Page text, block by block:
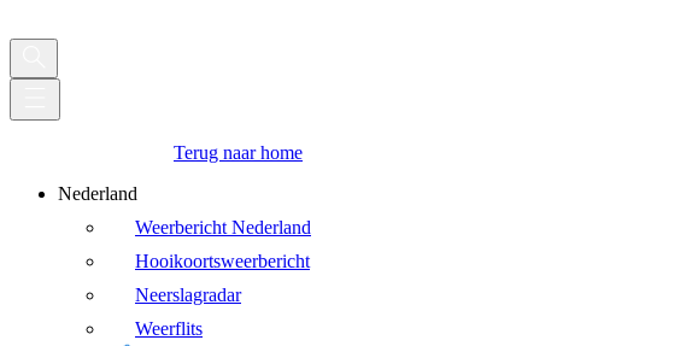
Terug naar home
Nederland
Weerbericht Nederland
Hooikoortsweerbericht
Neerslagradar
Weerflits